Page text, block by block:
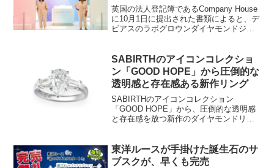
英国の法人登記簿であるCompany House
に10月1日に提出された書類によると、デ
ビアスのラボグロウンダイヤモンドジュ
がある。「Lightboxは、ブ...
SABIRTHのアイコンコレクショ
ン「GOOD HOPE」から圧倒的な
透明感と存在感ある新作リング
SABIRTHのアイコンコレクション
「GOOD HOPE」から、圧倒的な透明感
と存在感を放つ新作のダイヤモンドリン
「喜望峰」からインスピレーションを得
た、壮大な大粒...
東洋ルースが手掛けた誕生石のサ
ブスクが、早くも完売